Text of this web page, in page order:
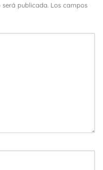
publicada. Los campos